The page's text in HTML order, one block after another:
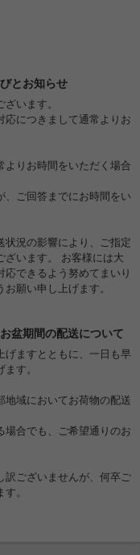
とお知らせ
います。
応につきまして通常よりお
よりお時間をいただく場合
、ご回答までにお時間をい
状況の影響により、ご指定
ざいます。 お客様には大
できるよう努めてまいり
願い申し上げます。
盆期間の配送について
げますとともに、一日も早
す。
地域においてお荷物の配送
場合でも、ご希望通りのお
訳ございませんが、何卒ご
。